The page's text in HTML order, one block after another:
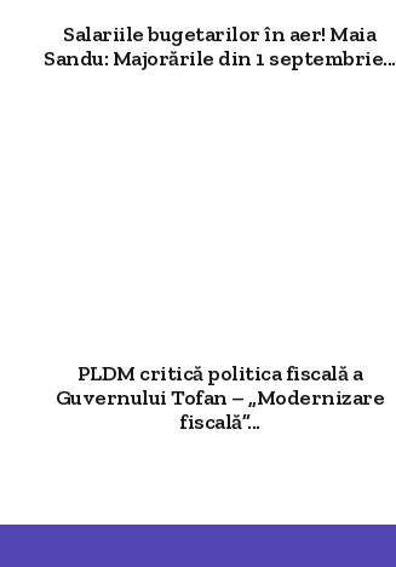
Salariile bugetarilor în aer! Maia
Sandu: Majorările din 1 septembrie...
PLDM critică politica fiscală a
Guvernului Tofan – „Modernizare
fiscală”...